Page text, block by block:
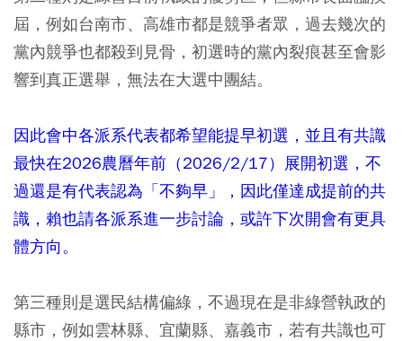
屆，例如台南市、高雄市都是競爭者眾，過去幾次的
黨內競爭也都殺到見骨，初選時的黨內裂痕甚至會影
響到真正選舉，無法在大選中團結。
因此會中各派系代表都希望能提早初選，並且有共識
最快在2026農曆年前（2026/2/17）展開初選，不
過還是有代表認為「不夠早」，因此僅達成提前的共
識，賴也請各派系進一步討論，或許下次開會有更具
體方向。
第三種則是選民結構偏綠，不過現在是非綠營執政的
縣市，例如雲林縣、宜蘭縣、嘉義市，若有共識也可